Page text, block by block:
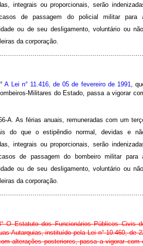
integrais ou proporcionais, serão
de passagem do policial militar para
ou de seu desligamento, voluntário ou
da corporação.
A Lei n° 11.416, de 05 de fevereiro de 1991,
Militares do Estado, passa a vigorar
A. As férias anuais, remuneradas com um
do que o estipêndio normal, devidas e
integrais ou proporcionais, serão
de passagem do bombeiro militar para
ou de seu desligamento, voluntário ou
da corporação.
O Estatuto dos Funcionários Públicos Civis
Autarquias, instituído pelaLei n° 10.460, de
alterações posteriores, passa a vigorar com